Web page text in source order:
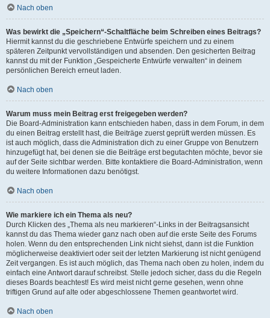
Nach oben
Was bewirkt die „Speichern“-Schaltfläche beim Schreiben eines Beitrags?
Hiermit kannst du die geschriebene Entwürfe speichern und zu einem
späteren Zeitpunkt vervollständigen und absenden. Den gesicherten Beitrag
kannst du mit der Funktion „Gespeicherte Entwürfe verwalten“ in deinem
persönlichen Bereich erneut laden.
Nach oben
Warum muss mein Beitrag erst freigegeben werden?
Die Board-Administration kann entschieden haben, dass in dem Forum, in dem
du einen Beitrag erstellt hast, die Beiträge zuerst geprüft werden müssen. Es
ist auch möglich, dass die Administration dich zu einer Gruppe von Benutzern
hinzugefügt hat, bei denen sie die Beiträge erst begutachten möchte, bevor sie
auf der Seite sichtbar werden. Bitte kontaktiere die Board-Administration, wenn
du weitere Informationen dazu benötigst.
Nach oben
Wie markiere ich ein Thema als neu?
Durch Klicken des „Thema als neu markieren“-Links in der Beitragsansicht
kannst du das Thema wieder ganz nach oben auf die erste Seite des Forums
holen. Wenn du den entsprechenden Link nicht siehst, dann ist die Funktion
möglicherweise deaktiviert oder seit der letzten Markierung ist nicht genügend
Zeit vergangen. Es ist auch möglich, das Thema nach oben zu holen, indem du
einfach eine Antwort darauf schreibst. Stelle jedoch sicher, dass du die Regeln
dieses Boards beachtest! Es wird meist nicht gerne gesehen, wenn ohne
triftigen Grund auf alte oder abgeschlossene Themen geantwortet wird.
Nach oben